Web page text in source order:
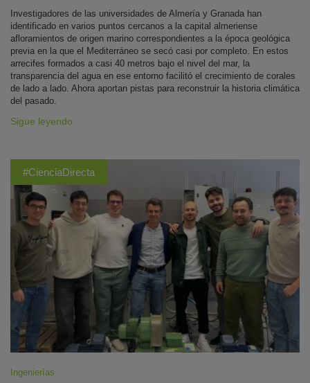
Investigadores de las universidades de Almería y Granada han
identificado en varios puntos cercanos a la capital almeriense
afloramientos de origen marino correspondientes a la época geológica
previa en la que el Mediterráneo se secó casi por completo. En estos
arrecifes formados a casi 40 metros bajo el nivel del mar, la
transparencia del agua en ese entorno facilitó el crecimiento de corales
de lado a lado. Ahora aportan pistas para reconstruir la historia climática
del pasado.
Sigue leyendo
#CienciaDirecta
Ingenierías